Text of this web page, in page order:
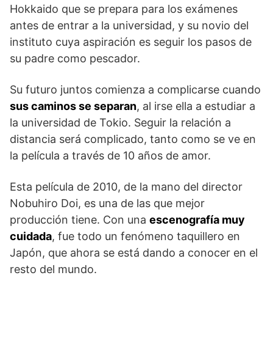
Hokkaido que se prepara para los exámenes
antes de entrar a la universidad, y su novio del
instituto cuya aspiración es seguir los pasos de
su padre como pescador.
Su futuro juntos comienza a complicarse cuando
sus caminos se separan, al irse ella a estudiar a
la universidad de Tokio. Seguir la relación a
distancia será complicado, tanto como se ve en
la película a través de 10 años de amor.
Esta película de 2010, de la mano del director
Nobuhiro Doi, es una de las que mejor
producción tiene. Con una escenografía muy
cuidada, fue todo un fenómeno taquillero en
Japón, que ahora se está dando a conocer en el
resto del mundo.